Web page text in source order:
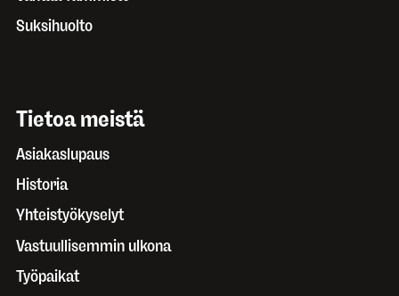
Suksihuolto
Tietoa meistä
Asiakaslupaus
Historia
Yhteistyökyselyt
Vastuullisemmin ulkona
Työpaikat